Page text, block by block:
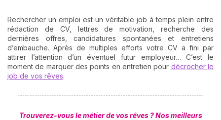
Rechercher un emploi est un véritable job à temps plein entre
rédaction de CV, lettres de motivation, recherche des
dernières offres, candidatures spontanées et entretiens
d’embauche. Après de multiples efforts votre CV a fini par
attirer l’attention d’un éventuel futur employeur… C’est le
moment de marquer des points en entretien pour décrocher le
job de vos rêves.
Trouverez-vous le métier de vos rêves ? Nos meilleurs